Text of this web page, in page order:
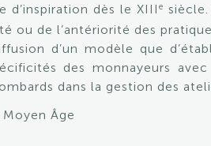
d’inspiration dès le XIII e
ou de l’antériorité des
d’un modèle que
des monnayeurs
dans la gestion des
Âge